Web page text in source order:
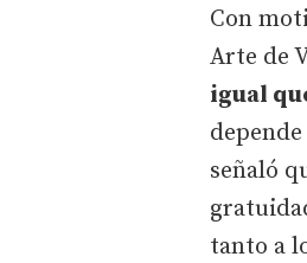
Con
Arte de
igual
señaló
tanto a